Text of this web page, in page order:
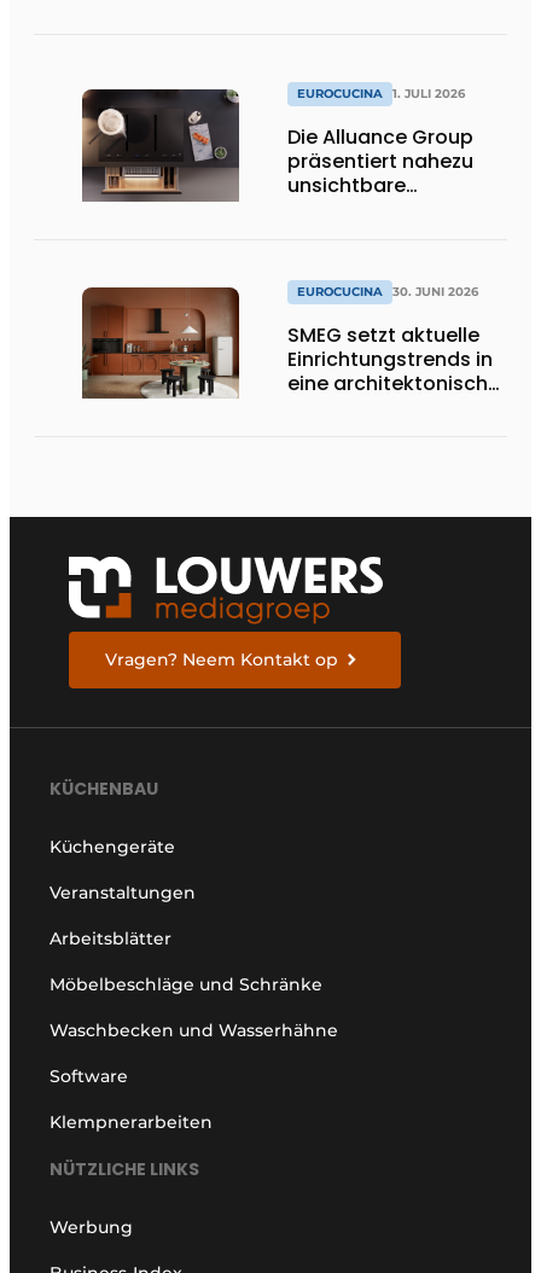
EUROCUCINA 1. JULI 2026
Die Alluance Group
präsentiert nahezu
unsichtbare
EUROCUCINA 30. JUNI 2026
SMEG setzt aktuelle
Einrichtungstrends in
eine architektonische
Vragen? Neem Kontakt op
KÜCHENBAU
Küchengeräte
Veranstaltungen
Arbeitsblätter
Möbelbeschläge und Schränke
Waschbecken und Wasserhähne
Software
Klempnerarbeiten
NÜTZLICHE LINKS
Werbung